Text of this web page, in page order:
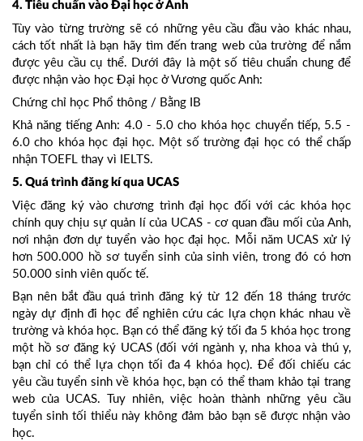
4. Tiêu chuẩn vào Đại học ở Anh
Tùy vào từng trường sẽ có những yêu cầu đầu vào khác nhau,
cách tốt nhất là bạn hãy tìm đến trang web của trường để nắm
được yêu cầu cụ thể. Dưới đây là một số tiêu chuẩn chung để
được nhận vào học Đại học ở Vương quốc Anh:
Chứng chỉ học Phổ thông / Bằng IB
Khả năng tiếng Anh: 4.0 - 5.0 cho khóa học chuyển tiếp, 5.5 -
6.0 cho khóa học đại học. Một số trường đại học có thể chấp
nhận TOEFL thay vì IELTS.
5. Quá trình đăng kí qua UCAS
Việc đăng ký vào chương trình đại học đối với các khóa học
chính quy chịu sự quản lí của UCAS - cơ quan đầu mối của Anh,
nơi nhận đơn dự tuyển vào học đại học. Mỗi năm UCAS xử lý
hơn 500.000 hồ sơ tuyển sinh của sinh viên, trong đó có hơn
50.000 sinh viên quốc tế.
Bạn nên bắt đầu quá trình đăng ký từ 12 đến 18 tháng trước
ngày dự định đi học để nghiên cứu các lựa chọn khác nhau về
trường và khóa học. Bạn có thể đăng ký tối đa 5 khóa học trong
một hồ sơ đăng ký UCAS (đối với ngành y, nha khoa và thú y,
bạn chỉ có thể lựa chọn tối đa 4 khóa học). Để đối chiếu các
yêu cầu tuyển sinh về khóa học, bạn có thể tham khảo tại trang
web của UCAS. Tuy nhiên, việc hoàn thành những yêu cầu
tuyển sinh tối thiểu này không đảm bảo bạn sẽ được nhận vào
học.